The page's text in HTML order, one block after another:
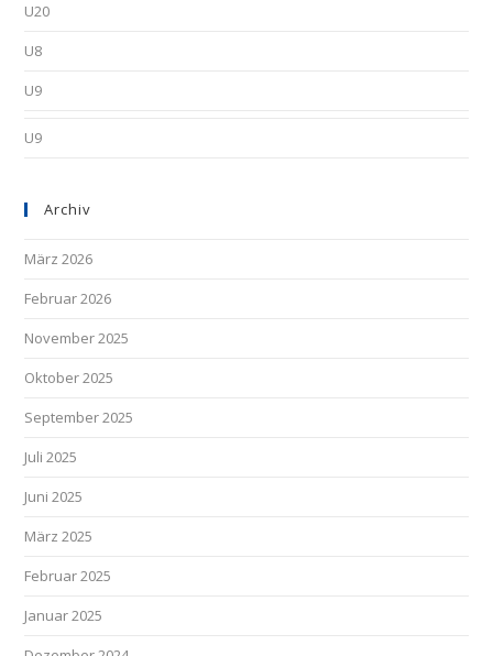
U20
U8
U9
U9
Archiv
März 2026
Februar 2026
November 2025
Oktober 2025
September 2025
Juli 2025
Juni 2025
März 2025
Februar 2025
Januar 2025